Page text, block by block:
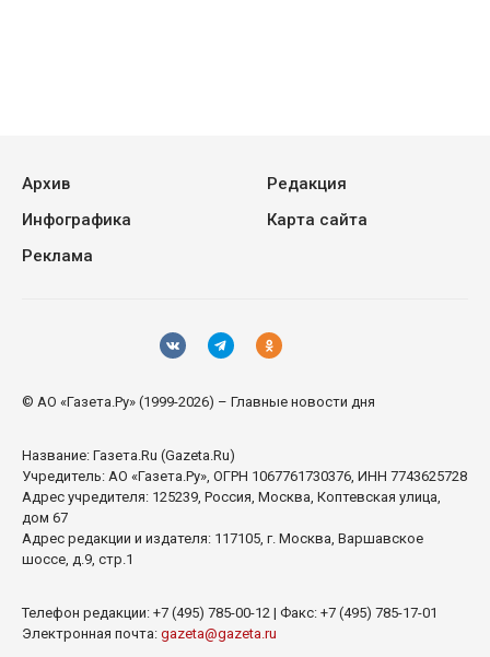
Архив
Редакция
Инфографика
Карта сайта
Реклама
© АО «Газета.Ру» (1999-2026) – Главные новости дня
Название: Газета.Ru (Gazeta.Ru)
Учредитель: АО «Газета.Ру», ОГРН 1067761730376, ИНН 7743625728
Адрес учредителя: 125239, Россия, Москва, Коптевская улица,
дом 67
Адрес редакции и издателя: 117105, г. Москва, Варшавское
шоссе, д.9, стр.1
Телефон редакции: +7 (495) 785-00-12 | Факс: +7 (495) 785-17-01
Электронная почта: gazeta@gazeta.ru